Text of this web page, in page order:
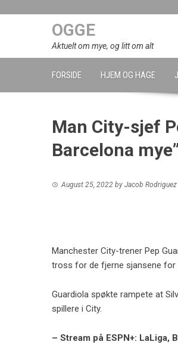
OGGE
Aktuelt om mye, og litt om alt
FORSIDE HJEM OG HAGE
Man City-sjef
Barcelona
August 25, 2022 by Jacob Rodriguez
Manchester City-trener Pep
tross for de fjerne sjansene for
Guardiola spøkte rampete at
spillere i City.
– Stream på ESPN+: LaLiga,